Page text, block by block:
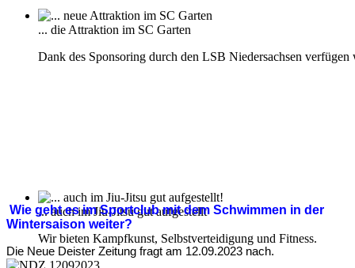
... die Attraktion im SC Garten
Dank des Sponsoring durch den LSB Niedersachsen
... auch im Jiu-Jitsu gut aufgestellt
Wir bieten Kampfkunst, Selbstverteidigung und Fitness.
Wie geht es im Sportclub mit dem Schwimmen in der
Wintersaison weiter?
Die Neue Deister Zeitung fragt am 12.09.2023 nach.